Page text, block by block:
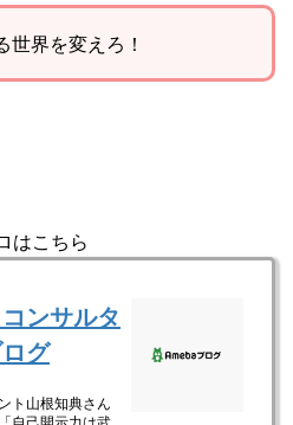
界を変えろ！
はこちら
ンサルタ
グ
ト山根知典さん